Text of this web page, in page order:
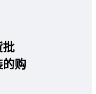
批
的购